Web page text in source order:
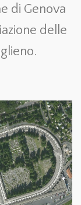
di Genova
delle